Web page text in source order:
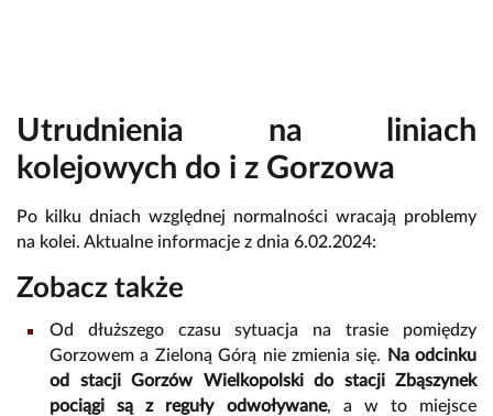
Utrudnienia na liniach
kolejowych do i z Gorzowa
Po kilku dniach względnej normalności wracają problemy
na kolei. Aktualne informacje z dnia 6.02.2024:
Zobacz także
Od dłuższego czasu sytuacja na trasie pomiędzy
Gorzowem a Zieloną Górą nie zmienia się.
Na odcinku
od stacji Gorzów Wielkopolski do stacji Zbąszynek
pociągi są z reguły odwoływane, a w to miejsce